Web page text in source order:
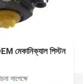
মেকানিক্যাল পিস্টন
সাপেক্ষে